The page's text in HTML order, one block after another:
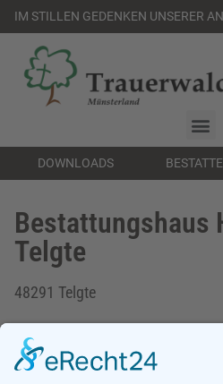
IM STILLEN GEDENKEN UNSERER
DOWNLOADS
Bestattungshaus
Telgte
48291 Telgte
Telefon:02504 729559
E-Mail:info@huerkamp-gmbh.de